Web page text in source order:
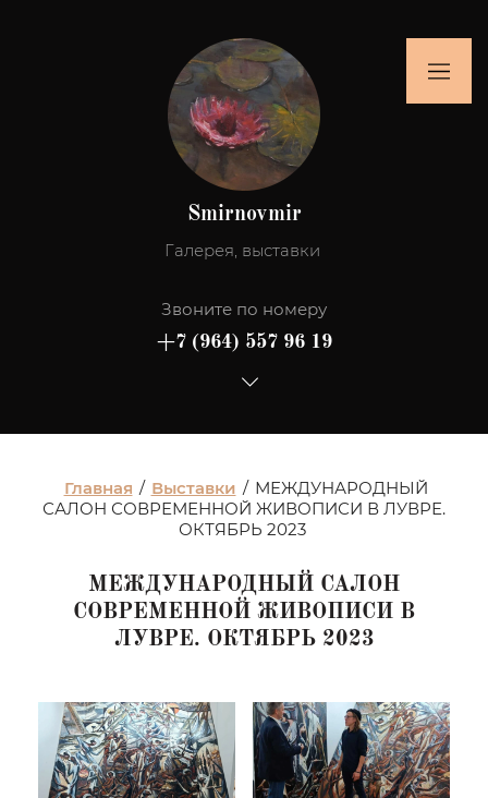
Smirnovmir
Галерея, выставки
Звоните по номеру
+7 (964) 557 96 19
Главная / Выставки / МЕЖДУНАРОДНЫЙ
САЛОН СОВРЕМЕННОЙ ЖИВОПИСИ В ЛУВРЕ.
ОКТЯБРЬ 2023
МЕЖДУНАРОДНЫЙ САЛОН
СОВРЕМЕННОЙ ЖИВОПИСИ В
ЛУВРЕ. ОКТЯБРЬ 2023